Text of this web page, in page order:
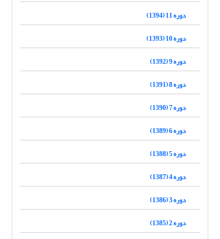
دوره 11 (1394)
دوره 10 (1393)
دوره 9 (1392)
دوره 8 (1391)
دوره 7 (1390)
دوره 6 (1389)
دوره 5 (1388)
دوره 4 (1387)
دوره 3 (1386)
دوره 2 (1385)